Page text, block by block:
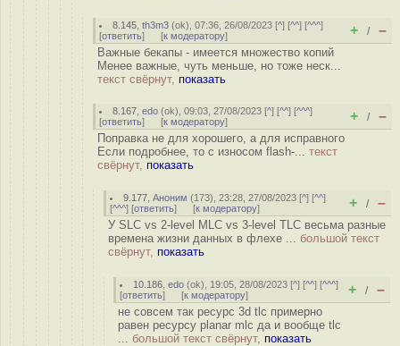
8.145 ,th3m3 (ok), 07:36, 26/08/2023 [^] [^^] [^^^]
[ответить] [к модератору] + / –
Важные бекапы - имеется множество копий
Менее важные, чуть меньше, но тоже неск...
текст свёрнут, показать
8.167 ,edo (ok), 09:03, 27/08/2023 [^] [^^] [^^^]
[ответить] [к модератору] + / –
Поправка не для хорошего, а для исправного
Если подробнее, то с износом flash-... текст
свёрнут, показать
9.177 ,Аноним (173), 23:28, 27/08/2023 [^] [^^]
[^^^] [ответить] [к модератору] + / –
У SLC vs 2-level MLC vs 3-level TLC весьма разные
времена жизни данных в флехе ... большой текст
свёрнут, показать
10.186 ,edo (ok), 19:05, 28/08/2023 [^] [^^] [^^^]
[ответить] [к модератору] + / –
не совсем так ресурс 3d tlc примерно
равен ресурсу planar mlc да и вообще tlc
... большой текст свёрнут, показать